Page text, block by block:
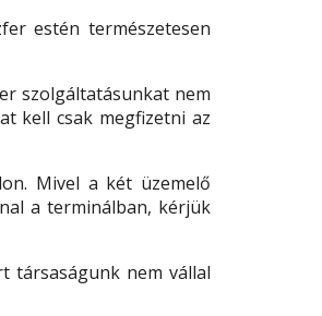
estén természetesen
szolgáltatásunkat nem
kell csak megfizetni az
Mivel a két üzemelő
a terminálban, kérjük
társaságunk nem vállal